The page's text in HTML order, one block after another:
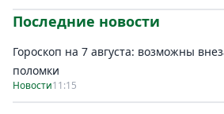
Последние новости
Гороскоп на 7 августа: возможны
поломки
Новости11:15